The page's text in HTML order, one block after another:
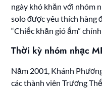
ngày khó khăn với nhóm
solo được yêu thích hàng
“Chiếc khăn gió ấm”
Thời kỳ nhóm nhạc
Năm 2001, Khánh
các thành viên Trương